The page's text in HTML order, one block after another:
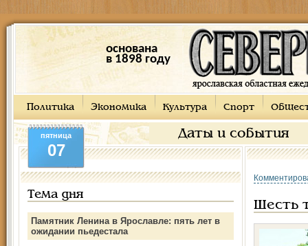
основана
в 1898 году
Политика Экономика Культура Спорт
Даты и события
пятница
07
Тема дня
Памятник Ленина в Ярославле: пять лет в
ожидании пьедестала
Шесть